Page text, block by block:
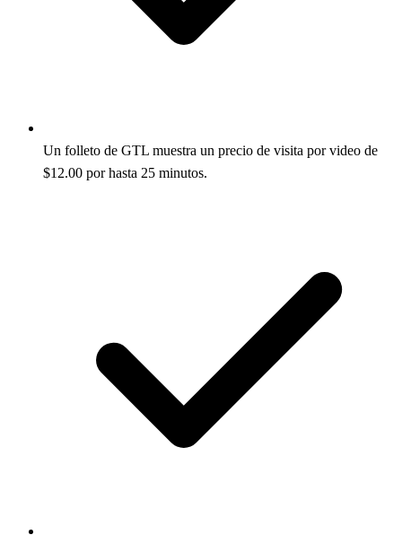
Un folleto de GTL muestra un precio de visita por video de
$12.00 por hasta 25 minutos.